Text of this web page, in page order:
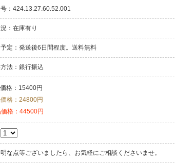
：424.13.27.60.52.001
：在庫有り
定：発送後6日間程度。送料無料
法：銀行振込
格：15400円
格：24800円
価格：44500円
な点等ございましたら、お気軽にご相談くださいませ。